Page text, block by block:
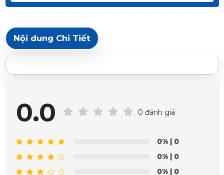
Nội dung Chi Tiết
0.0 0 đánh giá
0% | 0
0% | 0
0% | 0